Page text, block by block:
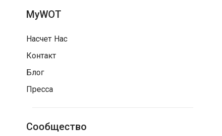
MyWOT
Насчет Нас
Контакт
Блог
Пресса
Сообщество